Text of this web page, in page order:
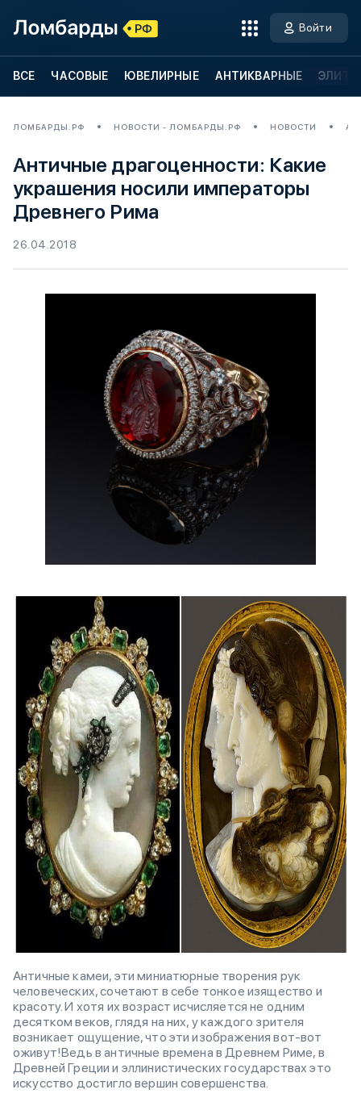
Войти
ВСЕ ЧАСОВЫЕ ЮВЕЛИРНЫЕ АНТИКВАРНЫЕ
ЛОМБАРДЫ.РФ НОВОСТИ - ЛОМБАРДЫ.РФ НОВОСТИ
Античные драгоценности: Какие
украшения носили императоры
Древнего Рима
26.04.2018
Античные камеи, эти миниатюрные творения рук
человеческих, сочетают в себе тонкое изящество и
красоту. И хотя их возраст исчисляется не одним
десятком веков, глядя на них, у каждого зрителя
возникает ощущение, что эти изображения вот-вот
оживут!Ведь в античные времена в Древнем Риме, в
Древней Греции и эллинистических государствах это
искусство достигло вершин совершенства.